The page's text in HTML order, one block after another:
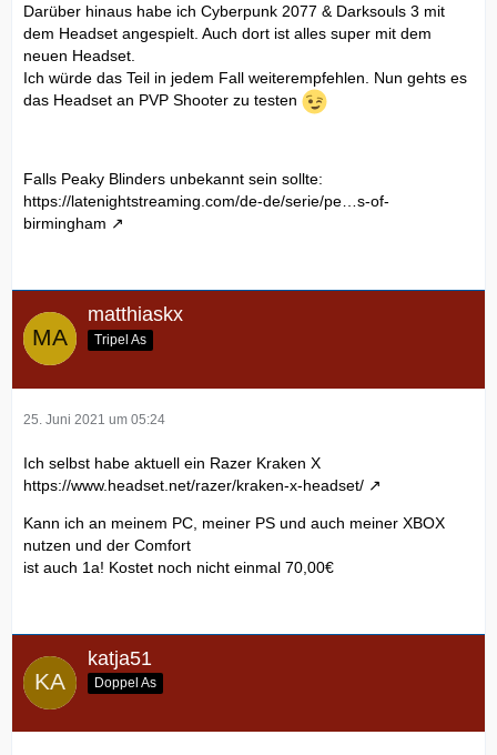
Darüber hinaus habe ich Cyberpunk 2077 & Darksouls 3 mit
dem Headset angespielt. Auch dort ist alles super mit dem
neuen Headset.
Ich würde das Teil in jedem Fall weiterempfehlen. Nun gehts es
das Headset an PVP Shooter zu testen
Falls Peaky Blinders unbekannt sein sollte:
https://latenightstreaming.com/de-de/serie/pe…s-of-
birmingham
matthiaskx
Tripel As
25. Juni 2021 um 05:24
Ich selbst habe aktuell ein Razer Kraken X
https://www.headset.net/razer/kraken-x-headset/
Kann ich an meinem PC, meiner PS und auch meiner XBOX
nutzen und der Comfort
ist auch 1a! Kostet noch nicht einmal 70,00€
katja51
Doppel As